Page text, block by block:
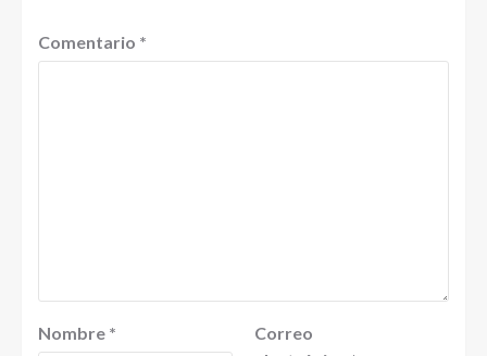
Comentario *
Nombre *
Correo